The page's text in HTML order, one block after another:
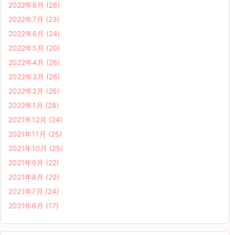
2022年8月 (28)
2022年7月 (23)
2022年6月 (24)
2022年5月 (20)
2022年4月 (26)
2022年3月 (26)
2022年2月 (26)
2022年1月 (28)
2021年12月 (24)
2021年11月 (25)
2021年10月 (25)
2021年9月 (22)
2021年8月 (29)
2021年7月 (24)
2021年6月 (17)